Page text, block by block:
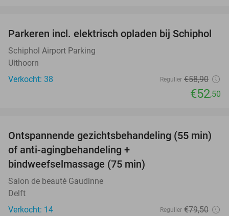
11%
Parkeren incl. elektrisch opladen bij Schiphol
Schiphol Airport Parking
Uithoorn
Verkocht: 38
Regulier €58,90
€52,50
63%
Ontspannende gezichtsbehandeling (55 min)
of anti-agingbehandeling +
bindweefselmassage (75 min)
Salon de beauté Gaudinne
Delft
Verkocht: 14
Regulier €79,50